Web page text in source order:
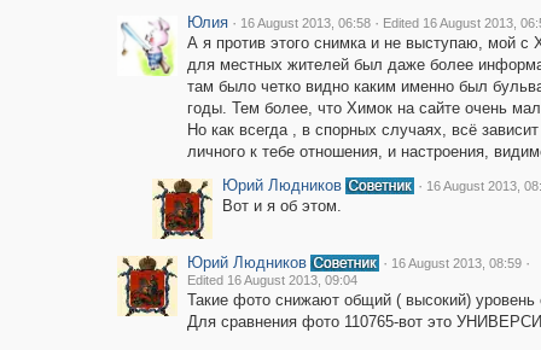
Юлия · 16 August 2013, 06:58 · Edited 16 August 2013,
А я против этого снимка и не выступаю, мой с
для местных жителей был даже более
там было четко видно каким именно был
годы. Тем более, что Химок на сайте очень
Но как всегда , в спорных случаях, всё зависит
личного к тебе отношения, и настроения,
Юрий Людников
· 16 August 2013,
Вот и я об этом.
Юрий Людников · 16 August 2013, 08:59 ·
Edited 16 August 2013, 09:04
Такие фото снижают общий ( высокий) уровень
Для сравнения фото 110765-вот это